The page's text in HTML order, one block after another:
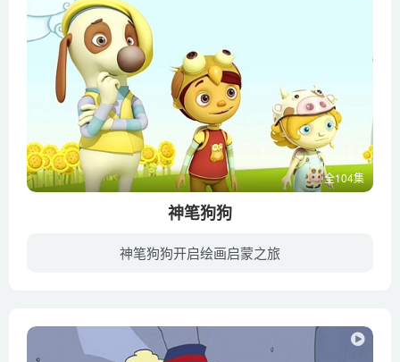
全104集
神笔狗狗
神笔狗狗开启绘画启蒙之旅